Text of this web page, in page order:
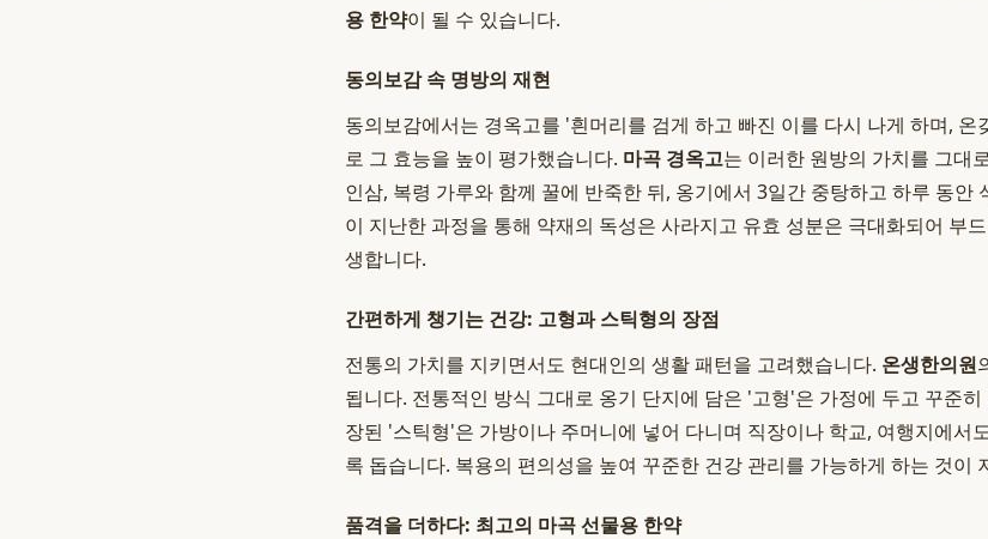
용 한약이 될 수 있습니다.
동의보감 속 명방의 재현
동의보감에서는 경옥고를 '흰머리를 검게 하고 빠진 이를 다시 나게 하며,
로 그 효능을 높이 평가했습니다. 마곡 경옥고는 이러한 원방의 가치를 그대
인삼, 복령 가루와 함께 꿀에 반죽한 뒤, 옹기에서 3일간 중탕하고 하루 동안
이 지난한 과정을 통해 약재의 독성은 사라지고 유효 성분은 극대화되어 부
생합니다.
간편하게 챙기는 건강: 고형과 스틱형의 장점
전통의 가치를 지키면서도 현대인의 생활 패턴을 고려했습니다. 온생한의원
됩니다. 전통적인 방식 그대로 옹기 단지에 담은 '고형'은 가정에 두고 꾸준
장된 '스틱형'은 가방이나 주머니에 넣어 다니며 직장이나 학교, 여행지에서
록 돕습니다. 복용의 편의성을 높여 꾸준한 건강 관리를 가능하게 하는 것이
품격을 더하다: 최고의 마곡 선물용 한약